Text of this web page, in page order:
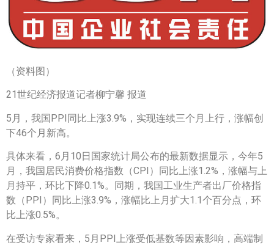
（资料图）
21世纪经济报道记者柳宁馨 报道
5月，我国PPI‌同比上涨3.9%，实现连续三个月上行，涨幅创
下46个月新高。
具体来看，6月10日国家统计局公布的最新数据显示，今年5
月，我国居民消费价格指数（CPI）同比上涨1.2%，涨幅与上
月持平，环比下降0.1%。同期，我国工业生产者出厂价格指
数（PPI）同比上涨3.9%，涨幅比上月扩大1.1个百分点，环
比上涨0.5%。
在受访专家看来，5月PPI上涨受低基数等因素影响，高端制